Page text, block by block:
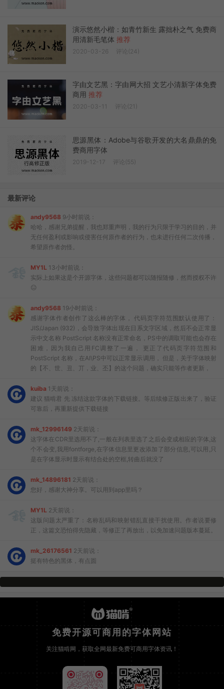
演示悠然小楷：如青竹新生 露拙朴之气 免费商
用清新毛笔体 推荐
2020-03-26 评论(24)
字由文艺黑：字由网大招 文艺小清新字体免费
商用 推荐
2020-03-11 评论(21)
思源黑体：Adobe与谷歌开发的大名鼎鼎的免
费商用字体
2019-12-17 评论(55)
最新评论
andy9568 9小时前说：
哈哈，感谢兄弟提醒，我也郑重声明，我的行为只限于学习的目的，并
无任何盈利或影响或侵害任何原作者的行为，也未进行任何二次传播，
希望原作者勿怪。
MY1L 13小时前说：
实际上如果这是个开源字体，这些问题都可以随报随修，然而授权不许
😑
andy9568 19小时前说：
感谢字体作者创作了这么棒的字体， 代码页字符范围默认使用了：
JIS/Japan (932)，会导致字体出现在日系文字区域，然后不会正常显
示中文名称 PostScript 名称没有正常命名，PS中的调取可能也会存在
困难，因为我自己用FC调整了一遍， 更正了代码页字符范围和
PostScript 名称，在AI\PS中可以正常显示调用， 但是，关于字体映射
的【不、世、丑、丌，业、丕】的这个问题，确实只能等作者更新，
kuiba 1天前说：
建议 猫啃君 先 冻结这款字体的下载链接。等后续修正版出来了，验证
可靠后，再重新提供下载链接
mk_12996149 2天前说：
这字体在CDR里选用不了,一般在列表里选了之后会变成相应的字体,这
个不会变,我用fontforge,在字体信息里更改添加了部分信息,可以用,只
是在字体显示时显示有结合处的空框,转曲后就没了
mk_14896181 2天前说：
您好，感谢大神分享。可以用到app里吗？
MY1L 2天前说：
这版问题太严重了：名称乱码和映射错乱直接干扰使用。作者说要修
正，这篇文恐怕得先隐藏，等修正了再放出，以免加速问题版本蔓延。
mk_26176561 2天前说：
挺有特色的黑体，有点圆
免费开源可商用的字体网站
关注猫啃网，获取全网最新免费可商用字体资讯！